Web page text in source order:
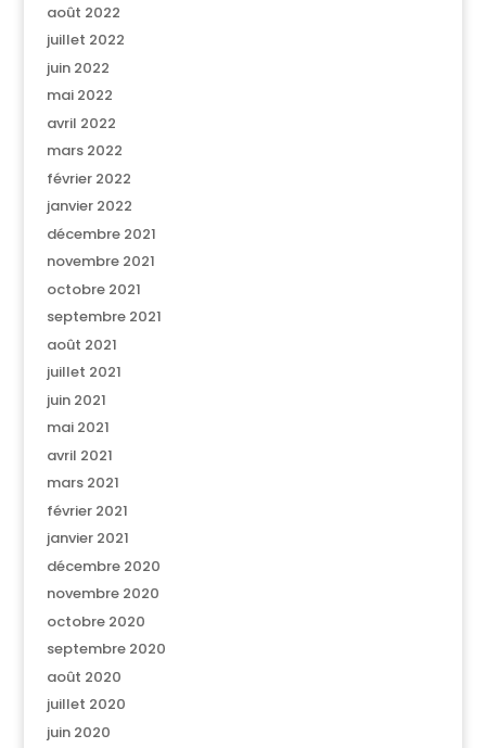
août 2022
juillet 2022
juin 2022
mai 2022
avril 2022
mars 2022
février 2022
janvier 2022
décembre 2021
novembre 2021
octobre 2021
septembre 2021
août 2021
juillet 2021
juin 2021
mai 2021
avril 2021
mars 2021
février 2021
janvier 2021
décembre 2020
novembre 2020
octobre 2020
septembre 2020
août 2020
juillet 2020
juin 2020